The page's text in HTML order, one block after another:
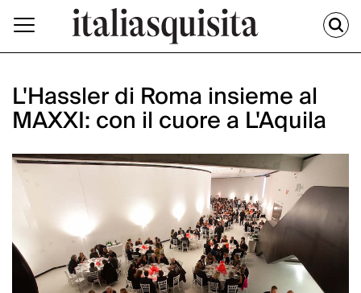
L'Hassler di Roma insieme al
MAXXI: con il cuore a L'Aquila